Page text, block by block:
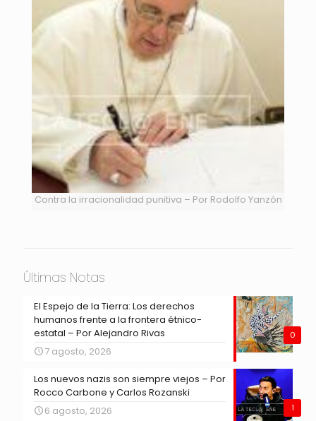
Contra la irracionalidad punitiva – Por Rodolfo Yanzón
Últimas Notas
0
El Espejo de la Tierra: Los derechos
humanos frente a la frontera étnico-
estatal – Por Alejandro Rivas
7 agosto, 2026
1
Los nuevos nazis son siempre viejos – Por
Rocco Carbone y Carlos Rozanski
6 agosto, 2026